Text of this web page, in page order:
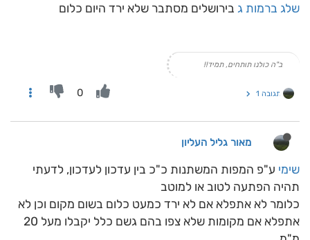
שלג ברמות ג בירושלים מסתבר שלא ירד היום כלום
ב"ה כולנו תותחים, תמיד!!
תגובה 1 0
מאור גליל העליון
שימי ע"פ המפות המשתנות כ"כ בין עדכון לעדכון, לדעתי
תהיה הפתעה לטוב או למוטב
כלומר לא אתפלא אם לא ירד כמעט כלום בשום מקום וכן לא
אתפלא אם מקומות שלא צפו בהם גשם כלל יקבלו מעל 20